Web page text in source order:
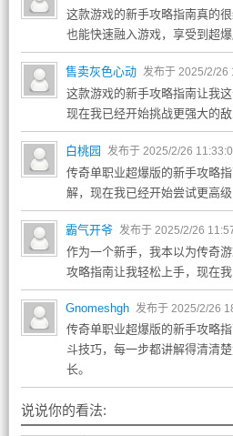
这款游戏的新手攻略指南真的
也能快速融入游戏，享受到超爆
售卖灰色心动 发布于 2025/2/26
这款游戏的新手攻略指南让我
现在我已经开始挑战更强大的敌
白桃园 发布于 2025/2/26
传奇单职业超爆版的新手攻略
解，现在我已经开始尝试更高
霸气开爷 发布于 2025/2/26
作为一个新手，我本以为传奇
攻略指南让我轻松上手，现在
Gnomeshgh 发布于 2025/2/26
传奇单职业超爆版的新手攻略
斗技巧，每一步都讲解得清清
长。
说说你的看法: